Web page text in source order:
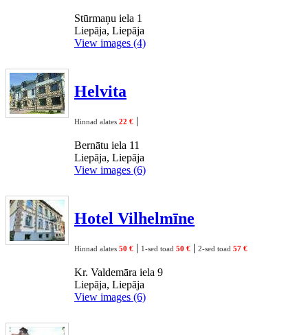
Stūrmaņu iela 1
Liepāja, Liepāja
View images (4)
Helvita
Hinnad alates 22 € |
Bernātu iela 11
Liepāja, Liepāja
View images (6)
Hotel Vilhelmīne
Hinnad alates 50 € | 1-sed toad 50 € | 2-sed toad 57 €
Kr. Valdemāra iela 9
Liepāja, Liepāja
View images (6)